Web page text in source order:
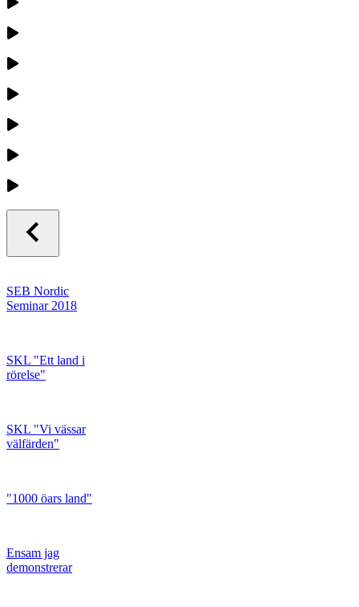
SEB Nordic
Seminar 2018
SKL "Ett land i
rörelse"
SKL "Vi vässar
välfärden"
"1000 öars land"
Ensam jag
demonstrerar